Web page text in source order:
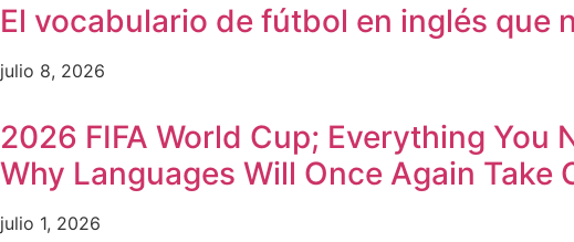
El vocabulario de fútbol en inglés
julio 8, 2026
2026 FIFA World Cup; Everything
Why Languages Will Once Again Take
julio 1, 2026